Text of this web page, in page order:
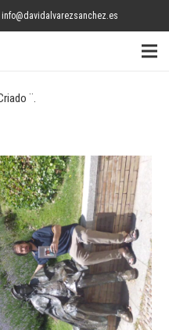
info@davidalvarezsanchez.es
¨.